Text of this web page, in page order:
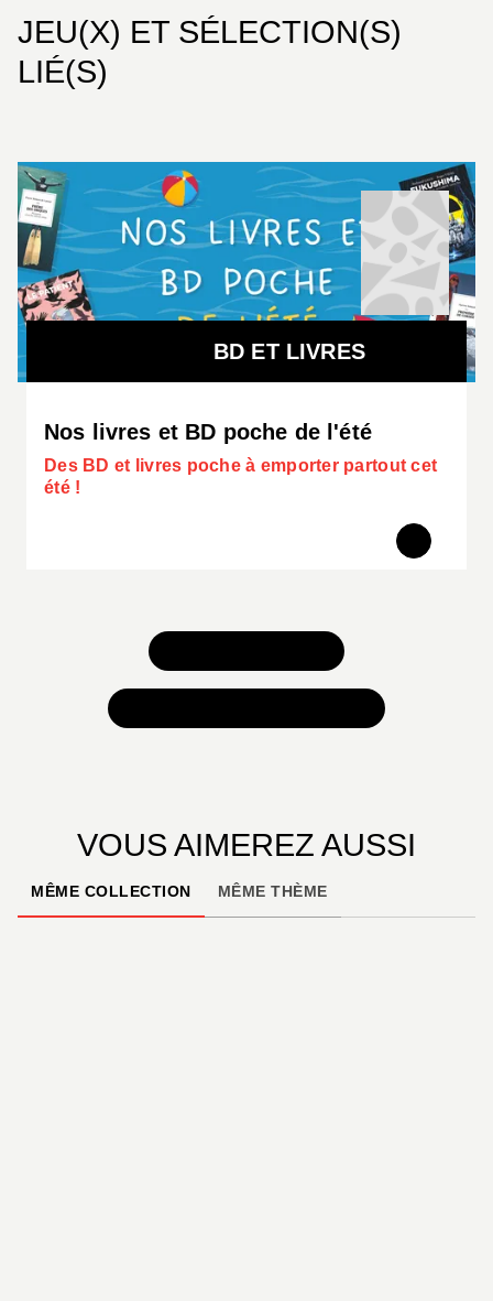
JEU(X) ET SÉLECTION(S)
LIÉ(S)
BD ET LIVRES
Nos livres et BD poche de l'été
Des BD et livres poche à emporter partout cet
été !
VOUS AIMEREZ AUSSI
MÊME COLLECTION MÊME THÈME